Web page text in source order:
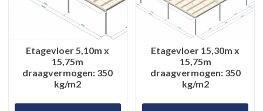
Etagevloer 5,10m x
15,75m
draagvermogen: 350
kg/m2
Dit product heeft meerdere
Etagevloer 15,30m x
15,75m
draagvermogen: 350
kg/m2